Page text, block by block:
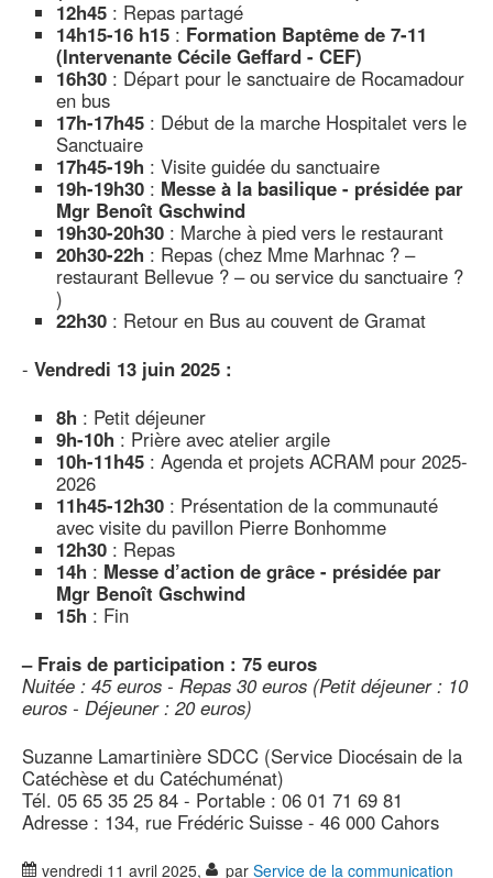
12h45 : Repas partagé
14h15-16 h15 : Formation Baptême de 7-11
(Intervenante Cécile Geffard - CEF)
16h30 : Départ pour le sanctuaire de Rocamadour
en bus
17h-17h45 : Début de la marche Hospitalet vers le
Sanctuaire
17h45-19h : Visite guidée du sanctuaire
19h-19h30 : Messe à la basilique - présidée par
Mgr Benoît Gschwind
19h30-20h30 : Marche à pied vers le restaurant
20h30-22h : Repas (chez Mme Marhnac ? –
restaurant Bellevue ? – ou service du sanctuaire ?
)
22h30 : Retour en Bus au couvent de Gramat
- Vendredi 13 juin 2025 :
8h : Petit déjeuner
9h-10h : Prière avec atelier argile
10h-11h45 : Agenda et projets ACRAM pour 2025-
2026
11h45-12h30 : Présentation de la communauté
avec visite du pavillon Pierre Bonhomme
12h30 : Repas
14h : Messe d’action de grâce - présidée par
Mgr Benoît Gschwind
15h : Fin
– Frais de participation : 75 euros
Nuitée : 45 euros - Repas 30 euros (Petit déjeuner : 10
euros - Déjeuner : 20 euros)
Suzanne Lamartinière SDCC (Service Diocésain de la
Catéchèse et du Catéchuménat)
Tél. 05 65 35 25 84 - Portable : 06 01 71 69 81
Adresse : 134, rue Frédéric Suisse - 46 000 Cahors
vendredi 11 avril 2025, par Service de la communication